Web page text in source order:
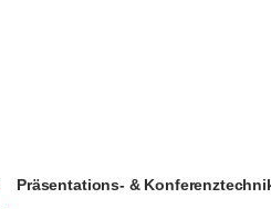
Präsentations- &